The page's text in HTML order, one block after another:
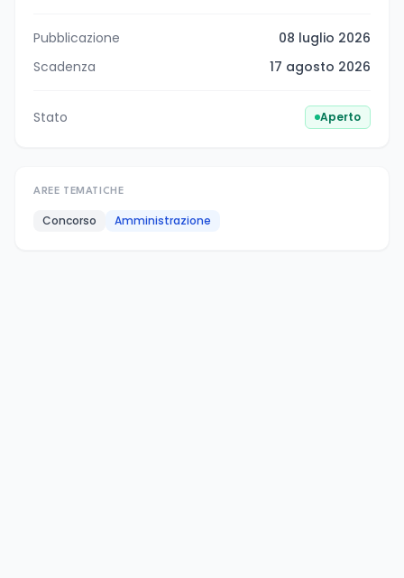
Pubblicazione
08 luglio 2026
Scadenza
17 agosto 2026
Stato Aperto
AREE TEMATICHE
Concorso Amministrazione